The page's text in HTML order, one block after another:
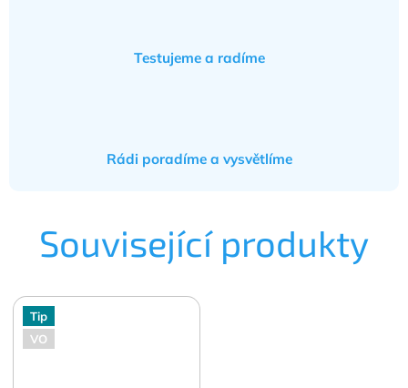
Testujeme a radíme
Rádi poradíme a vysvětlíme
Související produkty
Tip
VO